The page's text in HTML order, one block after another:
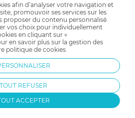
Parrainage
Paiement sécurisé
Charte qualité
Protection par reCAPTCHA
afin d’analyser votre navigation et
promouvoir ses services sur les
proposer du contenu personnalisé.
vos choix pour individuellement
en cliquant sur «
en savoir plus sur la gestion des
politique de cookies.
TOUT REFUSER
ACCEPTER